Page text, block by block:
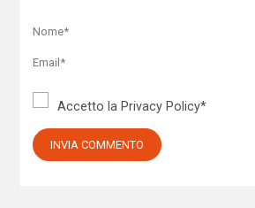
Accetto la Privacy Policy*